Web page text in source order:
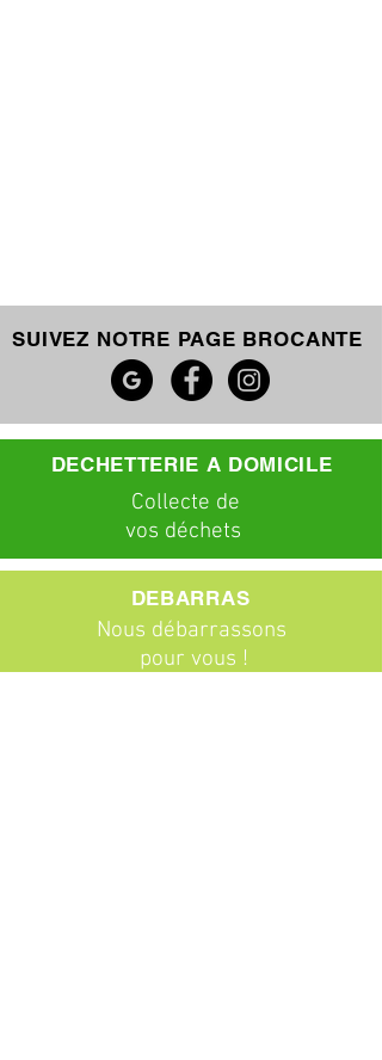
SUIVEZ NOTRE PAGE BROCANTE
DECHETTERIE A DOMICILE
Collecte de
vos déchets
DEBARRAS
Nous débarrassons
pour vous !